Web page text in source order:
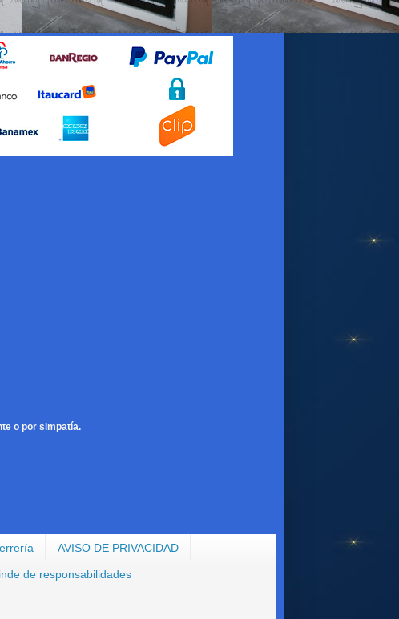
o por simpatía.
AVISO DE PRIVACIDAD
de responsabilidades